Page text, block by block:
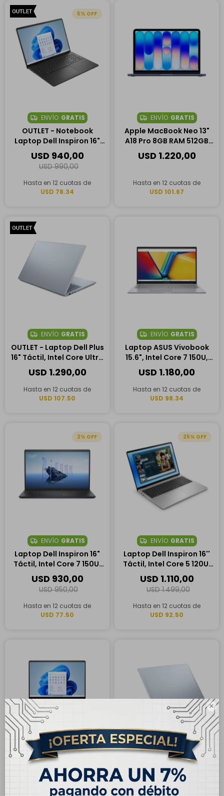

5
ENVÍO GRATIS
OUTLET - Notebook
Laptop Dell Inspiron 16"
Táctil, AMD Ryzen 7 250,
16GB RAM, 1TB SSD
USD 940,00
USD 990,00
Hasta en 12 cuotas de
USD 78.34
ENVÍO GRATIS
Apple MacBook Neo 13"
A18 Pro 8GB RAM 512GB
SSD, 6CPU 5GPU - Azul
USD 1.220,00
Hasta en 12 cuotas de
USD 101.67
ENVÍO GRATIS
OUTLET - Laptop Dell Plus
16" Táctil, Intel Core Ultra
7 258V, 32GB RAM, 1TB
SSD
USD 1.290,00
Hasta en 12 cuotas de
USD 107.50
ENVÍO GRATIS
Laptop ASUS Vivobook
15.6", Intel Core 7 150U,
16GB RAM, 1TB SSD
USD 1.180,00
Hasta en 12 cuotas de
USD 98.34
2
ENVÍO GRATIS
Laptop Dell Inspiron 16"
Táctil, Intel Core 7 150U,
16GB RAM, 1TB SSD
USD 930,00
USD 950,00
Hasta en 12 cuotas de
USD 77.50
25
ENVÍO GRATIS
Laptop Dell Inspiron 16''
Táctil, Intel Core 5 120U,
16GB RAM, 1TB SSD
USD 1.110,00
USD 1.499,00
Hasta en 12 cuotas de
USD 92.50
ENVÍO GRATIS
Laptop Dell Inspiron 16"
Táctil, AMD Ryzen 7 250,
32GB RAM, 2TB SSD
ENVÍO GRATIS
Laptop Dell Plus 16"
Táctil, Intel Core Ultra 7
258V, 32GB RAM, 1TB SSD